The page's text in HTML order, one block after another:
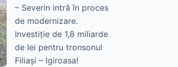
– Severin intră în proces
de modernizare.
Investiție de 1,8 miliarde
de lei pentru tronsonul
Filiași – Igiroasa!